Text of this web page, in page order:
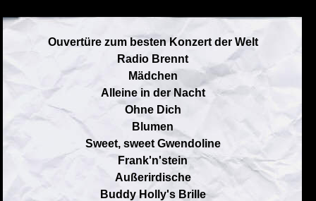
Ouvertüre zum besten Konzert der Welt
Radio Brennt
Mädchen
Alleine in der Nacht
Ohne Dich
Blumen
Sweet, sweet Gwendoline
Frank'n'stein
Außerirdische
Buddy Holly's Brille